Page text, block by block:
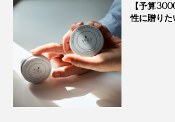
【予算
性に贈りた